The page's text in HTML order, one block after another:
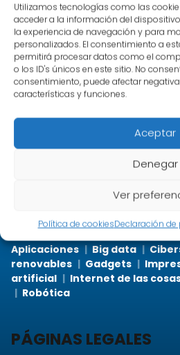
Utilizamos tecnologías como las
acceder a la información del
la experiencia de navegación y para
personalizados. El consentimiento a
permitirá procesar datos como el
o los ID's únicos en este sitio. No
consentimiento, puede afectar
características y funciones.
Aceptar
Denegar
Ver
Política de cookiesDeclaración
septiembre 2023 agosto 2023
Aplicaciones Big data
renovables
Gadgets
artificial
Internet de las
Robótica
PÁGINAS LEGALES